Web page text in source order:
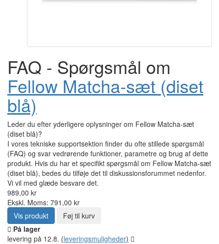
FAQ - Spørgsmål om
Fellow Matcha-sæt (diset
blå)
Leder du efter yderligere oplysninger om Fellow Matcha-sæt
(diset blå)?
I vores tekniske supportsektion finder du ofte stillede spørgsmål
(FAQ) og svar vedrørende funktioner, parametre og brug af dette
produkt. Hvis du har et specifikt spørgsmål om Fellow Matcha-sæt
(diset blå), bedes du tilføje det til diskussionsforummet nedenfor.
Vi vil med glæde besvare det.
989,00 kr
Ekskl. Moms: 791,00 kr
Vis produkt
Føj til kurv
På lager
levering på 12.8. (leveringsmuligheder)